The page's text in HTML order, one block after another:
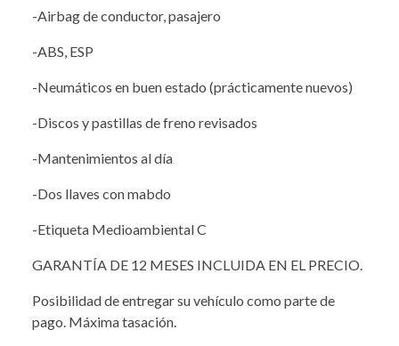
-Airbag de conductor, pasajero
-ABS, ESP
-Neumáticos en buen estado (prácticamente nuevos)
-Discos y pastillas de freno revisados
-Mantenimientos al día
-Dos llaves con mabdo
-Etiqueta Medioambiental C
GARANTÍA DE 12 MESES INCLUIDA EN EL PRECIO.
Posibilidad de entregar su vehículo como parte de
pago. Máxima tasación.